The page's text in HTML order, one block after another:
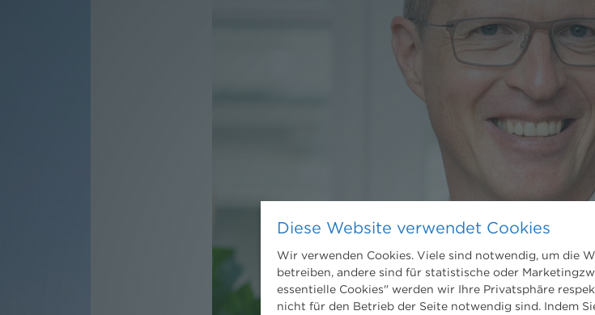
Diese Website verwendet Cookies
Wir verwenden Cookies. Viele sind notwendig, um die
betreiben, andere sind für statistische oder
essentielle Cookies" werden wir Ihre Privatsphäre
nicht für den Betrieb der Seite notwendig sind. Indem